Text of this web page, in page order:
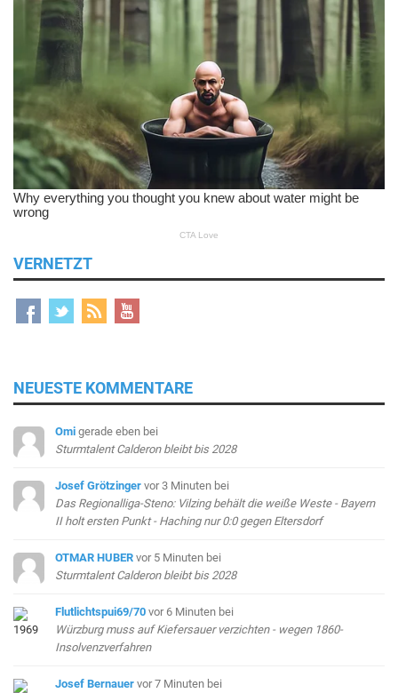
VERNETZT
NEUESTE KOMMENTARE
Omi gerade eben bei
Sturmtalent Calderon bleibt bis 2028
Josef Grötzinger vor 3 Minuten bei
Das Regionalliga-Steno: Vilzing behält die weiße Weste - Bayern
II holt ersten Punkt - Haching nur 0:0 gegen Eltersdorf
OTMAR HUBER vor 5 Minuten bei
Sturmtalent Calderon bleibt bis 2028
Flutlichtspui69/70 vor 6 Minuten bei
Würzburg muss auf Kiefersauer verzichten - wegen 1860-
Insolvenzverfahren
Josef Bernauer vor 7 Minuten bei